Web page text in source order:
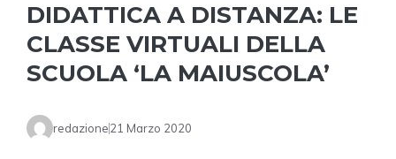
DIDATTICA A DISTANZA: LE
CLASSE VIRTUALI DELLA
SCUOLA ‘LA MAIUSCOLA’
redazione21 Marzo 2020